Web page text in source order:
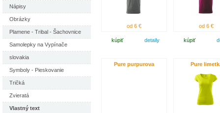
Nápisy
Obrázky
Plamene - Tribal - Šachovnice
Samolepky na Vypínače
slovakia
Symboly - Pieskovanie
Tričká
Zvieratá
Vlastný text
od 6 €
kúpiť detaily
od 6 €
kúpiť
Pure purpurova Pure